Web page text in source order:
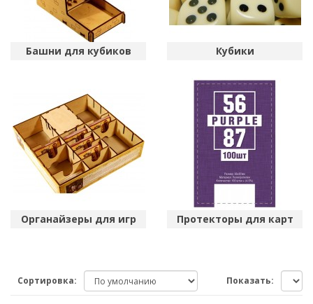
Башни для кубиков Кубики
Органайзеры для игр Протекторы для карт
Сортировка: Показать: